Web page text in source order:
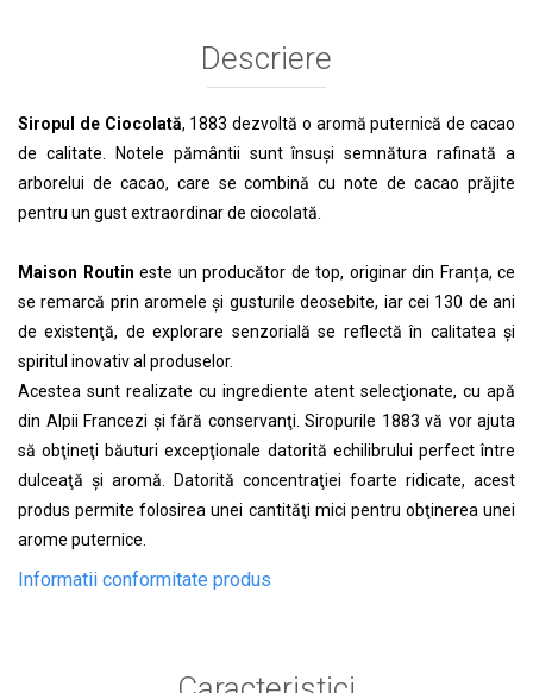
Descriere
Siropul de Ciocolată, 1883 dezvoltă o aromă puternică de cacao
de calitate. Notele pământii sunt însuși semnătura rafinată a
arborelui de cacao, care se combină cu note de cacao prăjite
pentru un gust extraordinar de ciocolată.
Maison Routin este un producător de top, originar din Franța, ce
se remarcă prin aromele şi gusturile deosebite, iar cei 130 de ani
de existenţă, de explorare senzorială se reflectă în calitatea şi
spiritul inovativ al produselor.
Acestea sunt realizate cu ingrediente atent selecţionate, cu apă
din Alpii Francezi şi fără conservanţi. Siropurile 1883 vă vor ajuta
să obţineţi băuturi excepţionale datorită echilibrului perfect între
dulceaţă şi aromă. Datorită concentraţiei foarte ridicate, acest
produs permite folosirea unei cantităţi mici pentru obţinerea unei
arome puternice.
Informatii conformitate produs